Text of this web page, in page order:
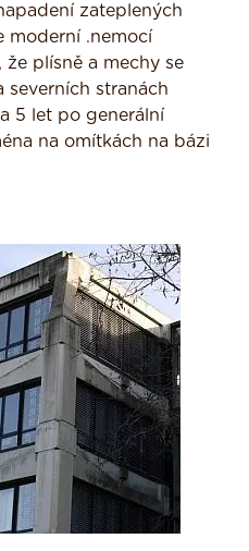
zateplených
moderní .nemocí
plísně a mechy se
severních stranách
5 let po generální
na omítkách na bázi